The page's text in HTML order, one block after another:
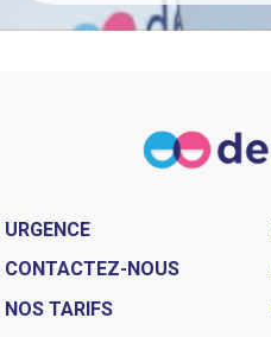
URGENCE
CONTACTEZ-NOUS
NOS TARIFS